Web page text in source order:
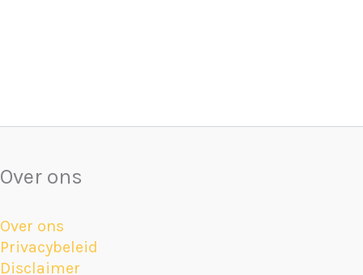
Over ons
Over ons
Privacybeleid
Disclaimer